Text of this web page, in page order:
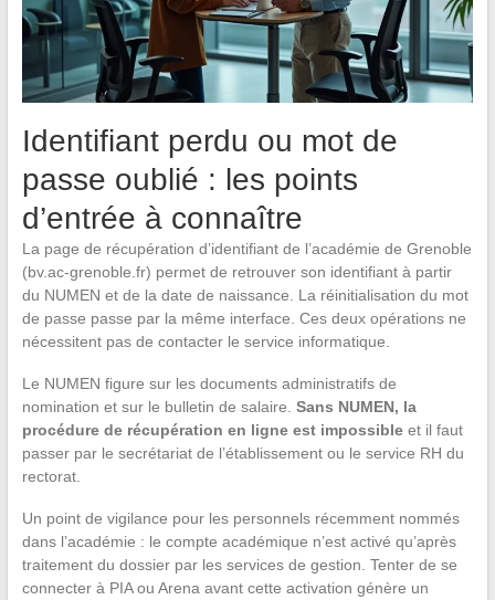
Identifiant perdu ou mot de
passe oublié : les points
d’entrée à connaître
La page de récupération d’identifiant de l’académie de Grenoble
(bv.ac-grenoble.fr) permet de retrouver son identifiant à partir
du NUMEN et de la date de naissance. La réinitialisation du mot
de passe passe par la même interface. Ces deux opérations ne
nécessitent pas de contacter le service informatique.
Le NUMEN figure sur les documents administratifs de
nomination et sur le bulletin de salaire. Sans NUMEN, la
procédure de récupération en ligne est impossibleet il faut
passer par le secrétariat de l’établissement ou le service RH du
rectorat.
Un point de vigilance pour les personnels récemment nommés
dans l’académie : le compte académique n’est activé qu’après
traitement du dossier par les services de gestion. Tenter de se
connecter à PIA ou Arena avant cette activation génère un